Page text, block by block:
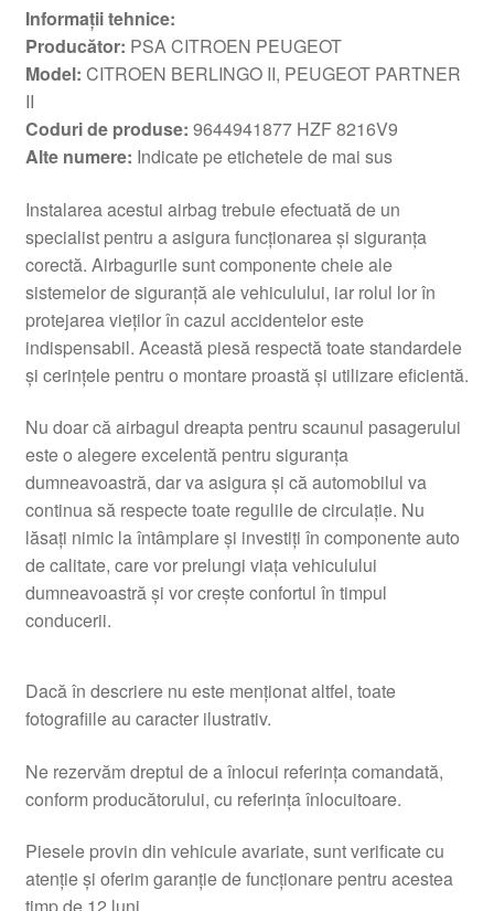
Informații tehnice:
Producător: PSA CITROEN PEUGEOT
Model: CITROEN BERLINGO II, PEUGEOT PARTNER
II
Coduri de produse: 9644941877 HZF 8216V9
Alte numere: Indicate pe etichetele de mai sus
Instalarea acestui airbag trebuie efectuată de un
specialist pentru a asigura funcționarea și siguranța
corectă. Airbagurile sunt componente cheie ale
sistemelor de siguranță ale vehiculului, iar rolul lor în
protejarea vieților în cazul accidentelor este
indispensabil. Această piesă respectă toate standardele
și cerințele pentru o montare proastă și utilizare eficientă.
Nu doar că airbagul dreapta pentru scaunul pasagerului
este o alegere excelentă pentru siguranța
dumneavoastră, dar va asigura și că automobilul va
continua să respecte toate regulile de circulație. Nu
lăsați nimic la întâmplare și investiți în componente auto
de calitate, care vor prelungi viața vehiculului
dumneavoastră și vor crește confortul în timpul
conducerii.
Dacă în descriere nu este menționat altfel, toate
fotografiile au caracter ilustrativ.
Ne rezervăm dreptul de a înlocui referința comandată,
conform producătorului, cu referința înlocuitoare.
Piesele provin din vehicule avariate, sunt verificate cu
atenție și oferim garanție de funcționare pentru acestea